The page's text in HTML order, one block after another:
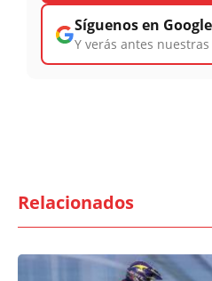
Síguenos en Google
Y verás antes
Relacionados